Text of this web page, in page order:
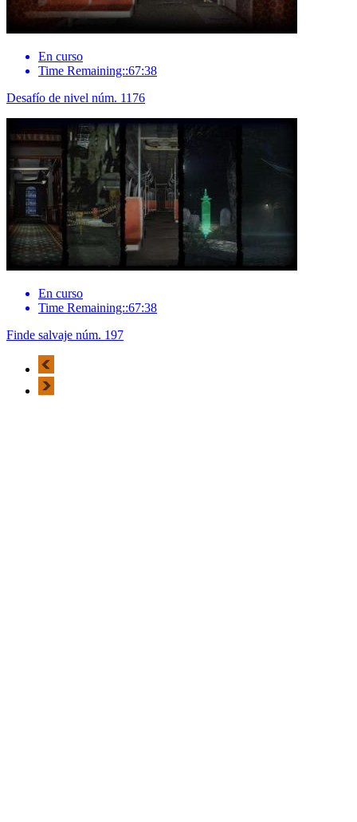
En curso
Time Remaining::67:38
Desafío de nivel núm. 1176
En curso
Time Remaining::67:38
Finde salvaje núm. 197